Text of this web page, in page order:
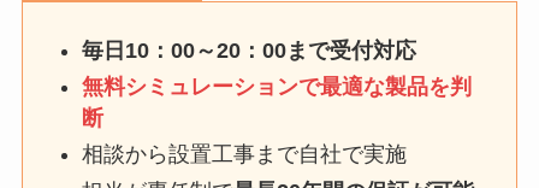
毎日10：00～20：00まで受付対応
無料シミュレーションで最適な製品を判
断
相談から設置工事まで自社で実施